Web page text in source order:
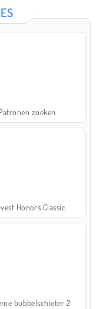
zoeken
Honors Classic
bubbelschieter 2